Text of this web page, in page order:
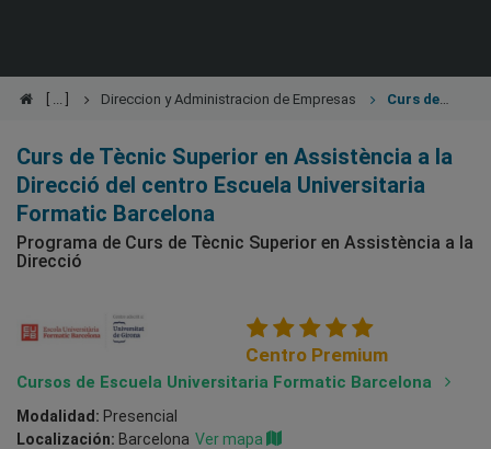
Direccion y Administracion de Empresas
Curs de Tècnic Superior en Assistència a la
Direcció del centro Escuela Universitaria
Formatic Barcelona
Programa de Curs de Tècnic Superior en Assistència a la
Direcció
Centro Premium
Cursos de Escuela Universitaria Formatic Barcelona
Modalidad: Presencial
Localización: Barcelona Ver mapa